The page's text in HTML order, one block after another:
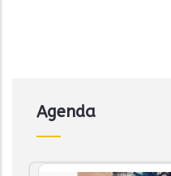
Agenda